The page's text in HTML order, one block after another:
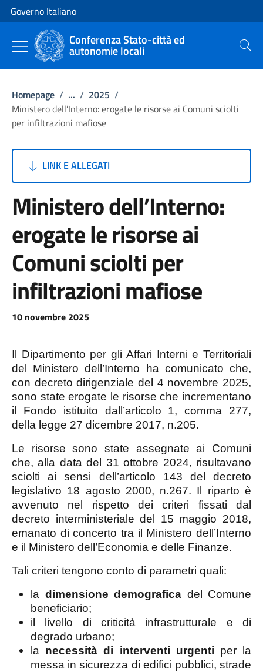
Vai al contenuto
Vai alla navigazione del sito
Governo Italiano
Conferenza Stato-città ed
autonomie locali Cerca
Homepage / ... / 2025 /
Ministero dell’Interno: erogate le risorse ai Comuni sciolti
per infiltrazioni mafiose
LINK E ALLEGATI
Ministero dell’Interno:
erogate le risorse ai
Comuni sciolti per
infiltrazioni mafiose
10 novembre 2025
Il Dipartimento per gli Affari Interni e Territoriali
del Ministero dell’Interno ha comunicato che,
con decreto dirigenziale del 4 novembre 2025,
sono state erogate le risorse che incrementano
il Fondo istituito dall’articolo 1, comma 277,
della legge 27 dicembre 2017, n.205.
Le risorse sono state assegnate ai Comuni
che, alla data del 31 ottobre 2024, risultavano
sciolti ai sensi dell’articolo 143 del decreto
legislativo 18 agosto 2000, n.267. Il riparto è
avvenuto nel rispetto dei criteri fissati dal
decreto interministeriale del 15 maggio 2018,
emanato di concerto tra il Ministero dell’Interno
e il Ministero dell’Economia e delle Finanze.
Tali criteri tengono conto di parametri quali:
la dimensione demografica del Comune
beneficiario;
il livello di criticità infrastrutturale e di
degrado urbano;
la necessità di interventi urgenti per la
messa in sicurezza di edifici pubblici, strade